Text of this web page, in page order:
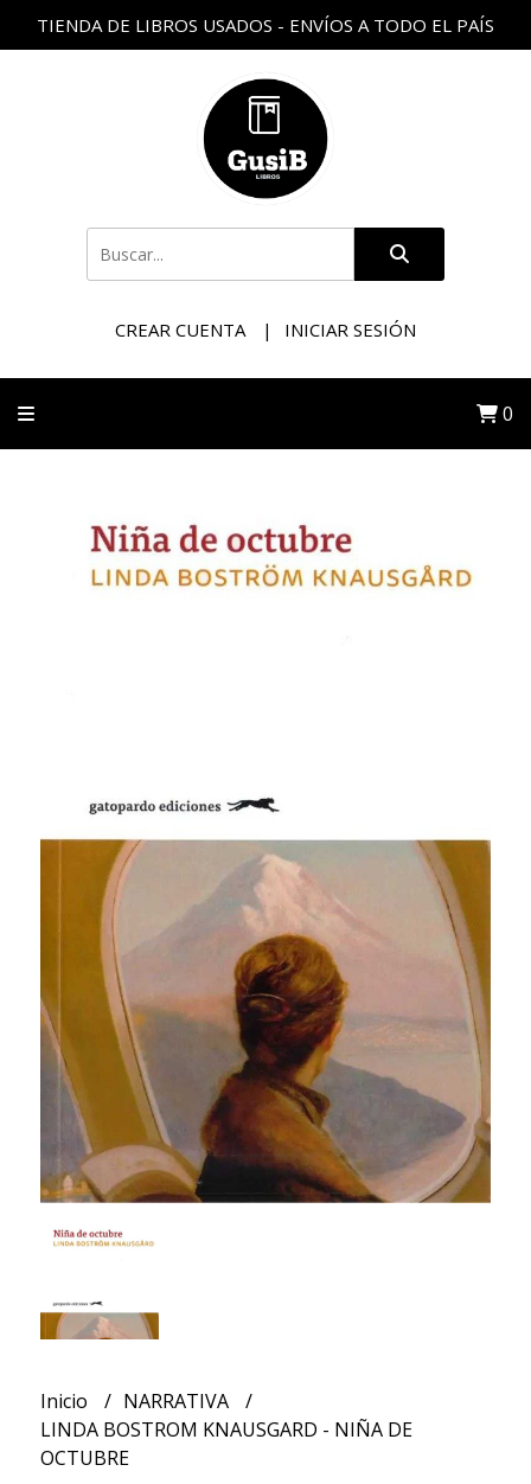
TIENDA DE LIBROS USADOS - ENVÍOS A TODO EL PAÍS
CREAR CUENTA INICIAR SESIÓN
0
Inicio
NARRATIVA
LINDA BOSTROM KNAUSGARD - NIÑA DE
OCTUBRE